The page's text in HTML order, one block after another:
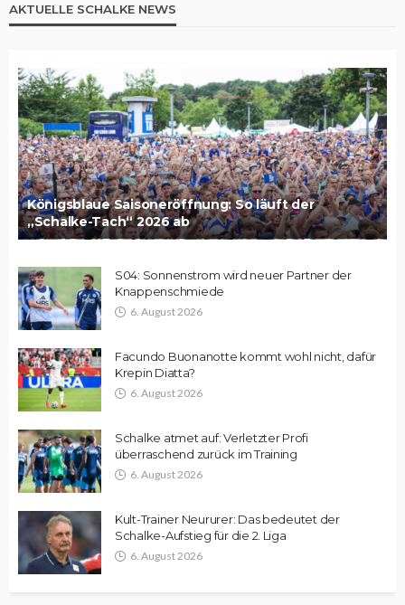
AKTUELLE SCHALKE NEWS
Königsblaue Saisoneröffnung: So läuft der
„Schalke-Tach“ 2026 ab
S04: Sonnenstrom wird neuer Partner der
Knappenschmiede
6. August 2026
Facundo Buonanotte kommt wohl nicht, dafür
Krepin Diatta?
6. August 2026
Schalke atmet auf: Verletzter Profi
überraschend zurück im Training
6. August 2026
Kult-Trainer Neururer: Das bedeutet der
Schalke-Aufstieg für die 2. Liga
6. August 2026